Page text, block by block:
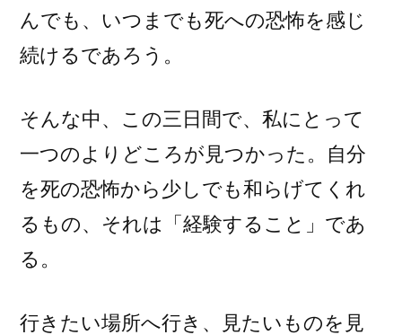
んでも、いつまでも死への恐怖を感じ
続けるであろう。
そんな中、この三日間で、私にとって
一つのよりどころが見つかった。自分
を死の恐怖から少しでも和らげてくれ
るもの、それは「経験すること」であ
る。
行きたい場所へ行き、見たいものを見